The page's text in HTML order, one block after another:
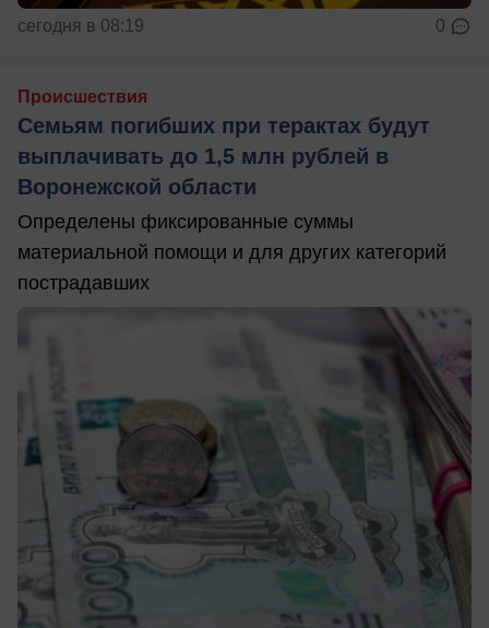
сегодня в 08:19 0
Происшествия
Семьям погибших при терактах будут
выплачивать до 1,5 млн рублей в
Воронежской области
Определены фиксированные суммы
материальной помощи и для других категорий
пострадавших